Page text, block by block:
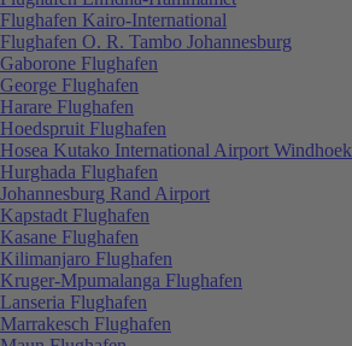
Flughafen Kairo-International
Flughafen O. R. Tambo Johannesburg
Gaborone Flughafen
George Flughafen
Harare Flughafen
Hoedspruit Flughafen
Hosea Kutako International Airport Windhoek
Hurghada Flughafen
Johannesburg Rand Airport
Kapstadt Flughafen
Kasane Flughafen
Kilimanjaro Flughafen
Kruger-Mpumalanga Flughafen
Lanseria Flughafen
Marrakesch Flughafen